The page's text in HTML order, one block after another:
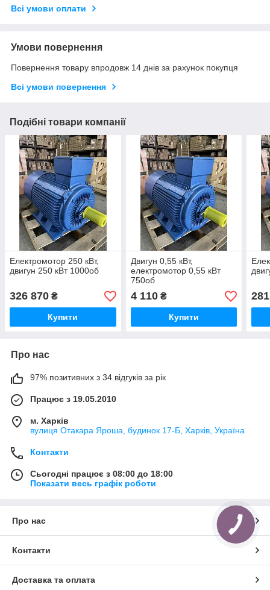
Всі умови оплати
Умови повернення
Повернення товару впродовж 14 днів за рахунок покупця
Всі умови повернення
Подібні товари компанії
Електромотор 250 кВт,
двигун 250 кВт 1000об
326 870 ₴
Купити
Двигун 0,55 кВт,
електромотор 0,55 кВт
750об
4 110₴
Купити
Про нас
97% позитивних з 34 відгуків за рік
Працює з 19.05.2010
м. Харків
вулиця Отакара Яроша, будинок 17-Б, Харків, Україна
Контакти
Сьогодні працює з 08:00 до 18:00
Показати весь графік роботи
Про нас
Контакти
Доставка та оплата